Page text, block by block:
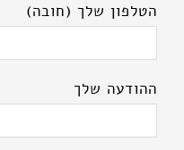
הטלפון שלך (חובה)
ההודעה שלך